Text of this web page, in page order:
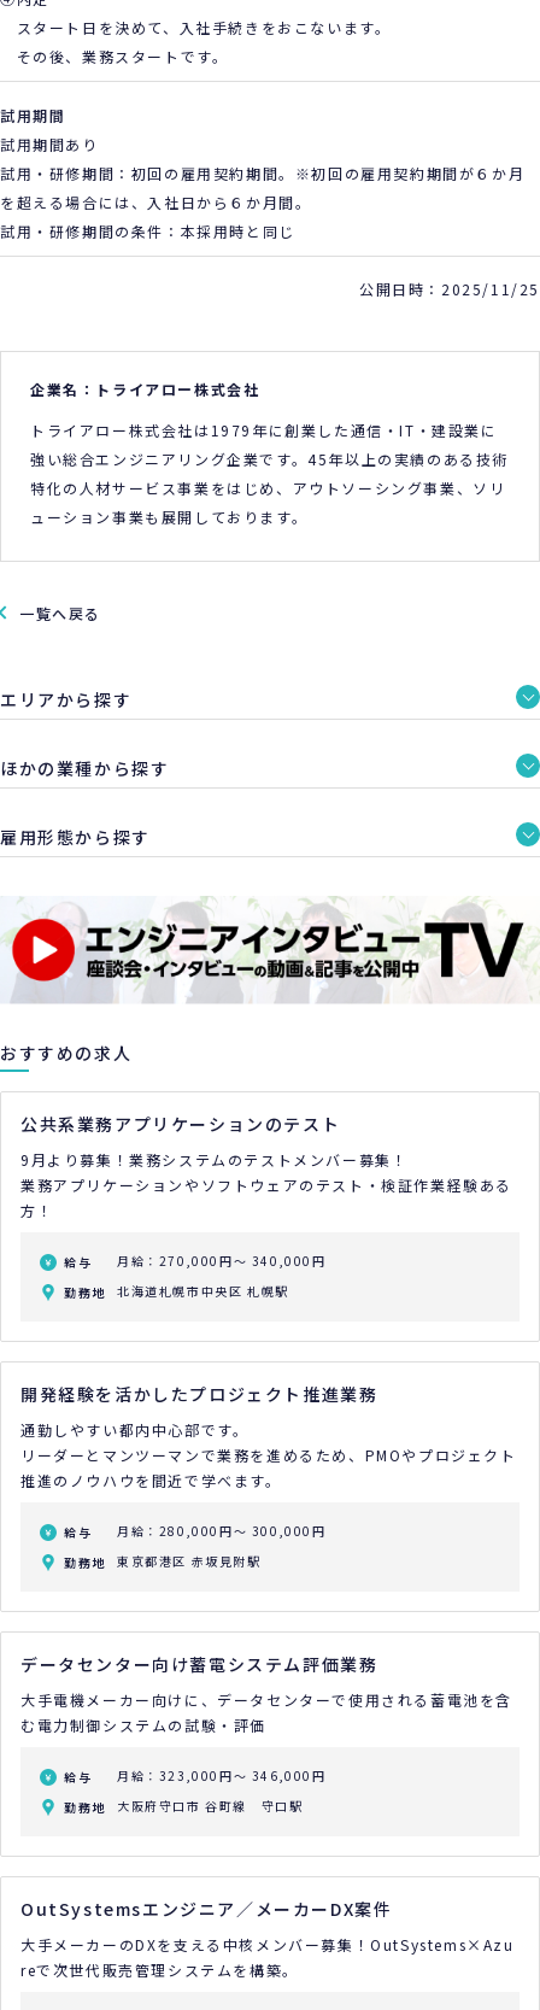
スタート日を決めて、入社手続きをおこないます。
その後、業務スタートです。
試用期間
試用期間あり
試用・研修期間：初回の雇用契約期間。※初回の雇用契約期間が６か月
を超える場合には、入社日から６か月間。
試用・研修期間の条件：本採用時と同じ
公開日時：2025/11/25
企業名：トライアロー株式会社
トライアロー株式会社は1979年に創業した通信・IT・建設業に
強い総合エンジニアリング企業です。45年以上の実績のある技術
特化の人材サービス事業をはじめ、アウトソーシング事業、ソリ
ューション事業も展開しております。
一覧へ戻る
エリアから探す
ほかの業種から探す
雇用形態から探す
おすすめの求人
公共系業務アプリケーションのテスト
9月より募集！業務システムのテストメンバー募集！
業務アプリケーションやソフトウェアのテスト・検証作業経験ある
方！
給与
月給：270,000円～ 340,000円
勤務地
北海道札幌市中央区 札幌駅
開発経験を活かしたプロジェクト推進業務
通勤しやすい都内中心部です。
リーダーとマンツーマンで業務を進めるため、PMOやプロジェクト
推進のノウハウを間近で学べます。
給与
月給：280,000円～ 300,000円
勤務地
東京都港区 赤坂見附駅
データセンター向け蓄電システム評価業務
大手電機メーカー向けに、データセンターで使用される蓄電池を含
む電力制御システムの試験・評価
給与
月給：323,000円～ 346,000円
勤務地
大阪府守口市 谷町線 守口駅
OutSystemsエンジニア／メーカーDX案件
大手メーカーのDXを支える中核メンバー募集！OutSystems×Azu
reで次世代販売管理システムを構築。